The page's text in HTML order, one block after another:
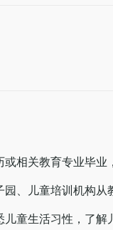
或相关教育专业毕业
、儿童培训机构从
儿童生活习性，了解